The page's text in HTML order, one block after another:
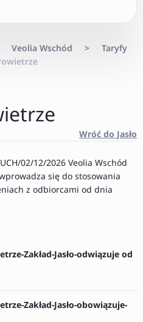
Veolia Wschód >
Taryfy
Wróć do Jasło
02/12/2026 Veolia Wschód
się do stosowania
z odbiorcami od dnia
Zakład-Jasło-odwiązuje od
Zakład-Jasło-obowiązuje-